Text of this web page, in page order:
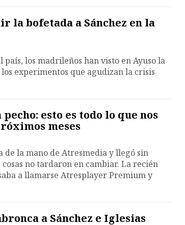
la bofetada a Sánchez en la
los madrileños han visto en Ayuso la
experimentos que agudizan la crisis
esto es todo lo que nos
meses
la mano de Atresmedia y llegó sin
no tardaron en cambiar. La recién
a llamarse Atresplayer Premium y
a Sánchez e Iglesias